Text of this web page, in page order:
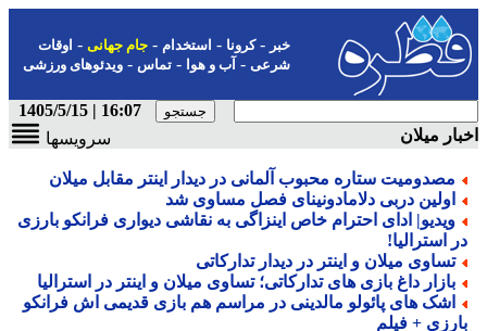
-کرونا-استخدام- جام جهانی-اوقات
شرعی-آب و هوا-تماس-ویدئوهای ورزشی
16:07 | 1405/5/15
میلان
سرویسها
مصدومیت ستاره محبوب آلمانی در دیدار اینتر مقابل میلان
اولین دربی دلامادونینای فصل مساوی شد
ویدیو| ادای احترام خاص اینزاگی به نقاشی دیواری فرانکو بارزی
استرالیا!
تساوی میلان و اینتر در دیدار تدارکاتی
بازار داغ بازی های تدارکاتی؛ تساوی میلان و اینتر در استرالیا
اشک های پائولو مالدینی در مراسم هم بازی قدیمی اش فرانکو
+ فیلم